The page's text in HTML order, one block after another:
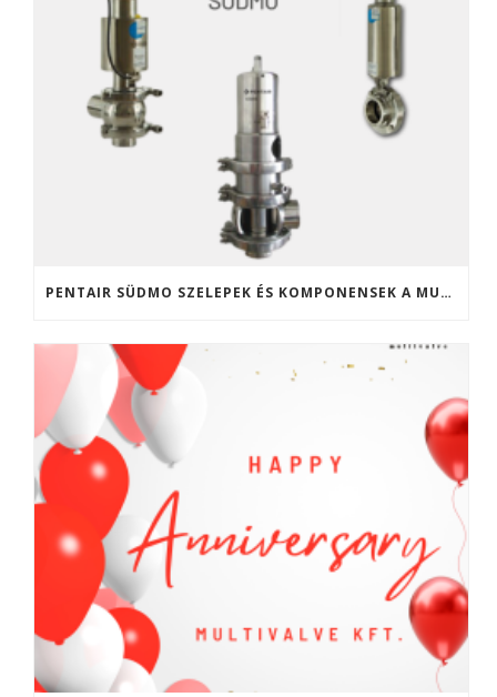
PENTAIR SÜDMO SZELEPEK ÉS KOMPONENSEK A MULTIVALVE KFT. KÍNÁLATÁBAN